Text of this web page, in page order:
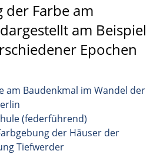
der Farbe am
am Beispiel
Epochen
am Baudenkmal im Wandel der
(federführend)
der Häuser der
Tiefwerder